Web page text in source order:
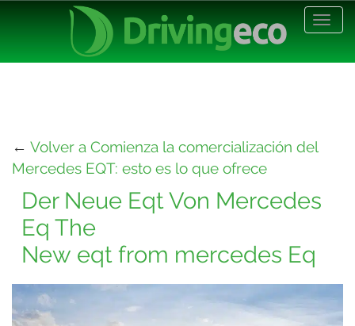
← Volver a Comienza la comercialización del
Mercedes EQT: esto es lo que ofrece
Der Neue Eqt Von Mercedes
Eq The
New eqt from mercedes Eq